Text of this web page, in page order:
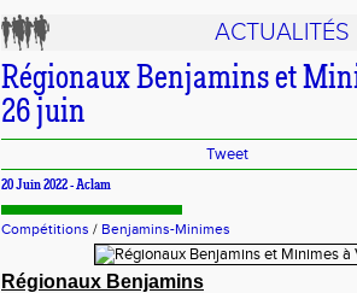
ACTUALITÉS
Régionaux Benjamins et
26 juin
Tweet
20 Juin 2022 -Aclam
Compétitions / Benjamins-Minimes
Régionaux Benjamins